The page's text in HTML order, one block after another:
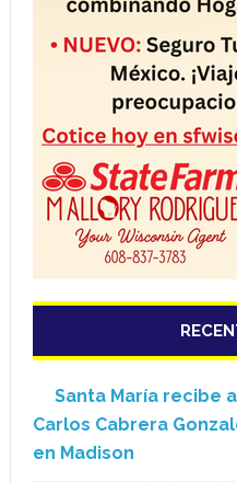
Santa María recibe
Carlos Cabrera
en Madison